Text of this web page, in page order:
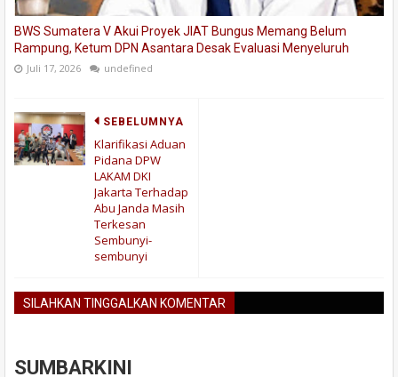
BWS Sumatera V Akui Proyek JIAT Bungus Memang Belum
Rampung, Ketum DPN Asantara Desak Evaluasi Menyeluruh
Juli 17, 2026 undefined
SEBELUMNYA
Klarifikasi Aduan
Pidana DPW
LAKAM DKI
Jakarta Terhadap
Abu Janda Masih
Terkesan
Sembunyi-
sembunyi
SILAHKAN TINGGALKAN KOMENTAR
SUMBARKINI